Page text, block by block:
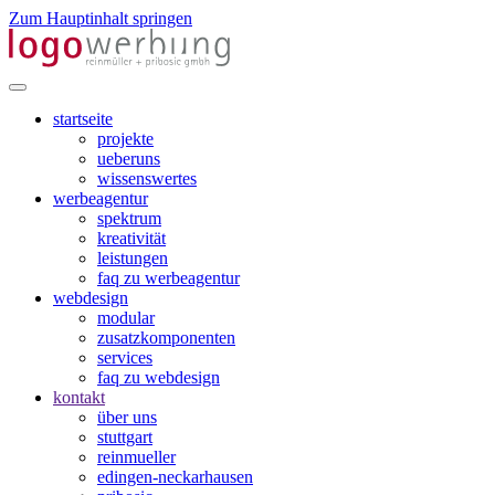
Zum Hauptinhalt springen
startseite
projekte
ueberuns
wissenswertes
werbeagentur
spektrum
kreativität
leistungen
faq zu werbeagentur
webdesign
modular
zusatzkomponenten
services
faq zu webdesign
kontakt
über uns
stuttgart
reinmueller
edingen-neckarhausen